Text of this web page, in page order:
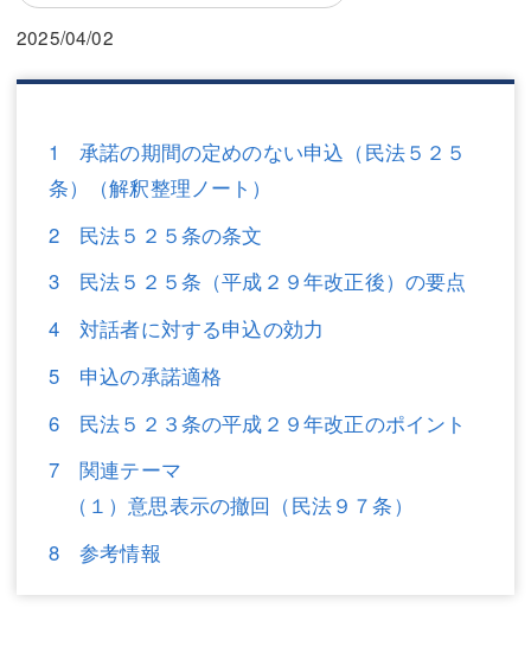
弁護士費用
不動産
離婚（夫婦間トラブル）
企業法務
労働問題（解雇，残業等）
刑事弁護
交通事故
不動産登記
商業登記
調査・書面作成
不動産
相続・遺言
離婚（夫婦間トラブル）
企業法務
労働問題（解雇，残業等）
刑事弁護
交通事故
不動産登記
商業登記
調査・書面作成
債務整理
2025/04/02
1 承諾の期間の定めのない申込（民法５２５
条）（解釈整理ノート）
2 民法５２５条の条文
3 民法５２５条（平成２９年改正後）の要点
4 対話者に対する申込の効力
5 申込の承諾適格
6 民法５２３条の平成２９年改正のポイント
7 関連テーマ
（１）意思表示の撤回（民法９７条）
8 参考情報